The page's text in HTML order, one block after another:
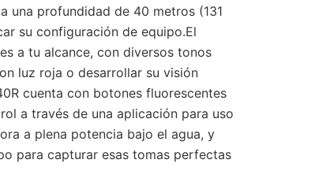
una profundidad de 40 metros (131
su configuración de equipo​​​​.El
a tu alcance, con diversos tonos
luz roja o desarrollar su visión
cuenta con botones fluorescentes
a través de una aplicación para uso
a plena potencia bajo el agua, y
para capturar esas tomas perfectas